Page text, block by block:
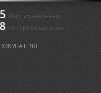
Многоканальный
Интернет-магазин